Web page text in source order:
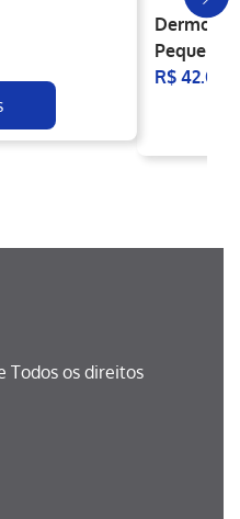
Pequena
R$
os direitos